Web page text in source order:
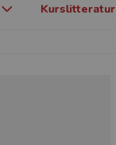
Kurslitteratur